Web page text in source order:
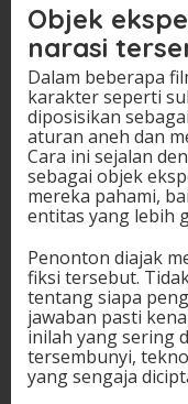
Objek
narasi
Dalam beberapa
karakter seperti
diposisikan
aturan aneh dan
Cara ini sejalan
sebagai objek
mereka pahami,
entitas yang lebih
Penonton diajak
fiksi tersebut.
tentang siapa
jawaban pasti
inilah yang sering
tersembunyi,
yang sengaja